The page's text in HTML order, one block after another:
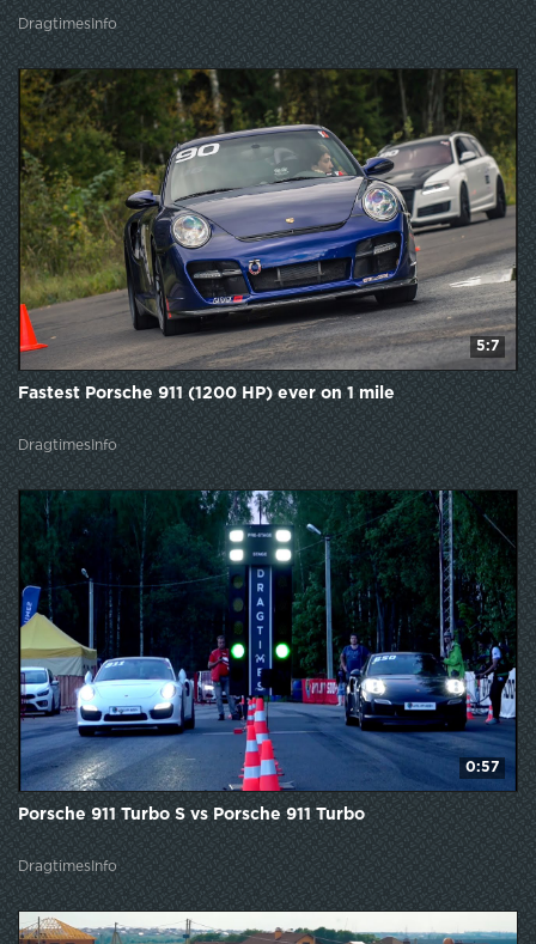
DragtimesInfo
5:7
Fastest Porsche 911 (1200 HP) ever on 1 mile
DragtimesInfo
0:57
Porsche 911 Turbo S vs Porsche 911 Turbo
DragtimesInfo